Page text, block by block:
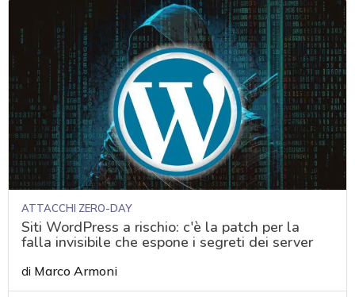
ATTACCHI ZERO-DAY
Siti WordPress a rischio: c'è la patch per la
falla invisibile che espone i segreti dei server
di Marco Armoni